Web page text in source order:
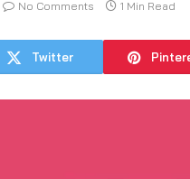
No Comments 1 Min Read
Twitter